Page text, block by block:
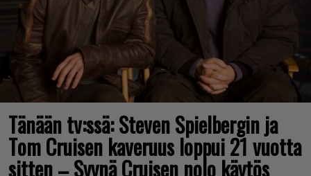
Tänään tv:ssä: Steven Spielbergin ja
Tom Cruisen kaveruus loppui 21 vuotta
sitten – Syynä Cruisen nolo käytös